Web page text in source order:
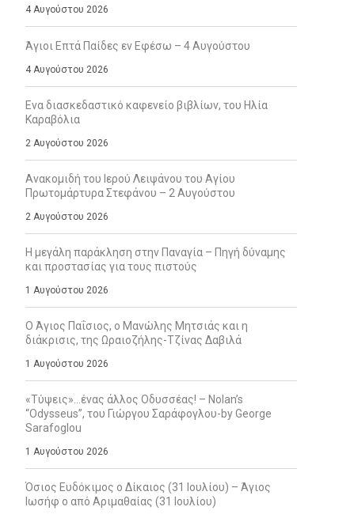
4 Αυγούστου 2026
Άγιοι Επτά Παίδες εν Εφέσω – 4 Αυγούστου
4 Αυγούστου 2026
Ενα διασκεδαστικό καφενείο βιβλίων, του Ηλία
Καραβόλια
2 Αυγούστου 2026
Ανακομιδή του Ιερού Λειψάνου του Αγίου
Πρωτομάρτυρα Στεφάνου – 2 Αυγούστου
2 Αυγούστου 2026
Η μεγάλη παράκληση στην Παναγία – Πηγή δύναμης
και προστασίας για τους πιστούς
1 Αυγούστου 2026
Ο Άγιος Παΐσιος, ο Μανώλης Μητσιάς και η
διάκρισις, της Ωραιοζήλης-Τζίνας Δαβιλά
1 Αυγούστου 2026
«Τύψεις»…ένας άλλος Οδυσσέας! – Nolan’s
“Odysseus”, του Γιώργου Σαράφογλου-by George
Sarafoglou
1 Αυγούστου 2026
Όσιος Ευδόκιμος ο Δίκαιος (31 Ιουλίου) – Άγιος
Ιωσήφ ο από Αριμαθαίας (31 Ιουλίου)